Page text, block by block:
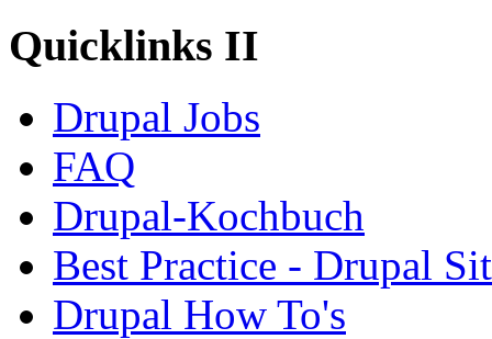
Quicklinks II
Drupal Jobs
FAQ
Drupal-Kochbuch
Best Practice - Drupal
Drupal How To's